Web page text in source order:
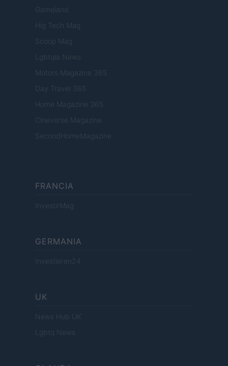
Gameland
Hig Tech Mag
Scoop Mag
Lgbtqia News
Motors Magazine 365
Day Travel 365
Home Magazine 365
Cineverse Magazine
SecondHomeMagazine
FRANCIA
InvestirMag
GERMANIA
Investieren24
UK
News Hub UK
Lgbtq News